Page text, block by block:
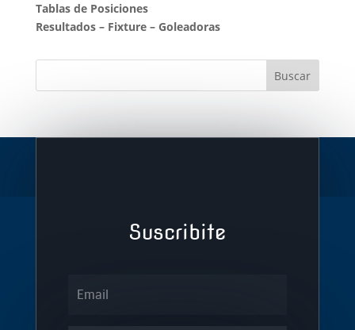
Tablas de Posiciones
Resultados– Fixture– Goleadoras
Suscribite